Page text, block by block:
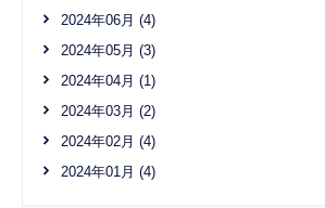
2024年06月 (4)
2024年05月 (3)
2024年04月 (1)
2024年03月 (2)
2024年02月 (4)
2024年01月 (4)